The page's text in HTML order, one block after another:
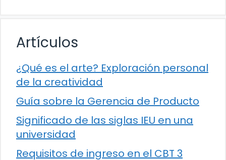
Artículos
¿Qué es el arte? Exploración personal
de la creatividad
Guía sobre la Gerencia de Producto
Significado de las siglas IEU en una
universidad
Requisitos de ingreso en el CBT 3